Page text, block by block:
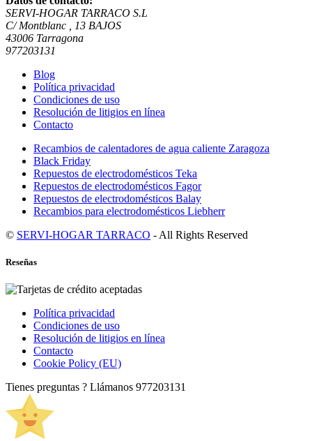
SERVI-HOGAR TARRACO S.L
C/ Montblanc , 13 BAJOS
43006 Tarragona
977203131
Blog
Política privacidad
Condiciones de uso
Resolución de litigios en línea
Contacto
Recambios de calentadores de agua caliente Zaragoza
Black Friday
Repuestos de electrodomésticos Teka
Repuestos de electrodomésticos Fagor
Repuestos de electrodomésticos Balay
Recambios para electrodomésticos Liebherr
© SERVI-HOGAR TARRACO - All Rights Reserved
Reseñas
Política privacidad
Condiciones de uso
Resolución de litigios en línea
Contacto
Cookie Policy (EU)
Tienes preguntas ? Llámanos 977203131